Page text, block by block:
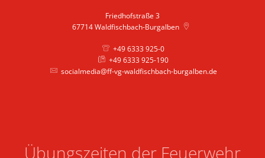
Friedhofstraße 3
67714 Waldfischbach-Burgalben
+49 6333 925-0
+49 6333 925-190
socialmedia@ff-vg-waldfischbach-burgalben.de
Übungszeiten der Feuerwehr